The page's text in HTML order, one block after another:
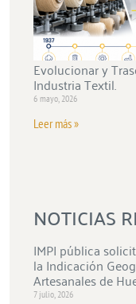
Evolucionar y
Industria Textil.
6 mayo, 2026
Leer más »
NOTICIAS
IMPI pública
la Indicación
Artesanales de
7 julio, 2026